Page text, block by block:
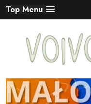
Skip
to
Top Menu